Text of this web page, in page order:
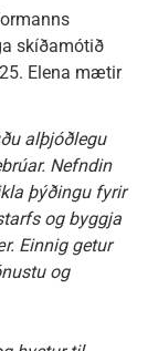
skíðamótið
Elena mætir
alþjóðlegu
Nefndin
þýðingu fyrir
og byggja
Einnig getur
og